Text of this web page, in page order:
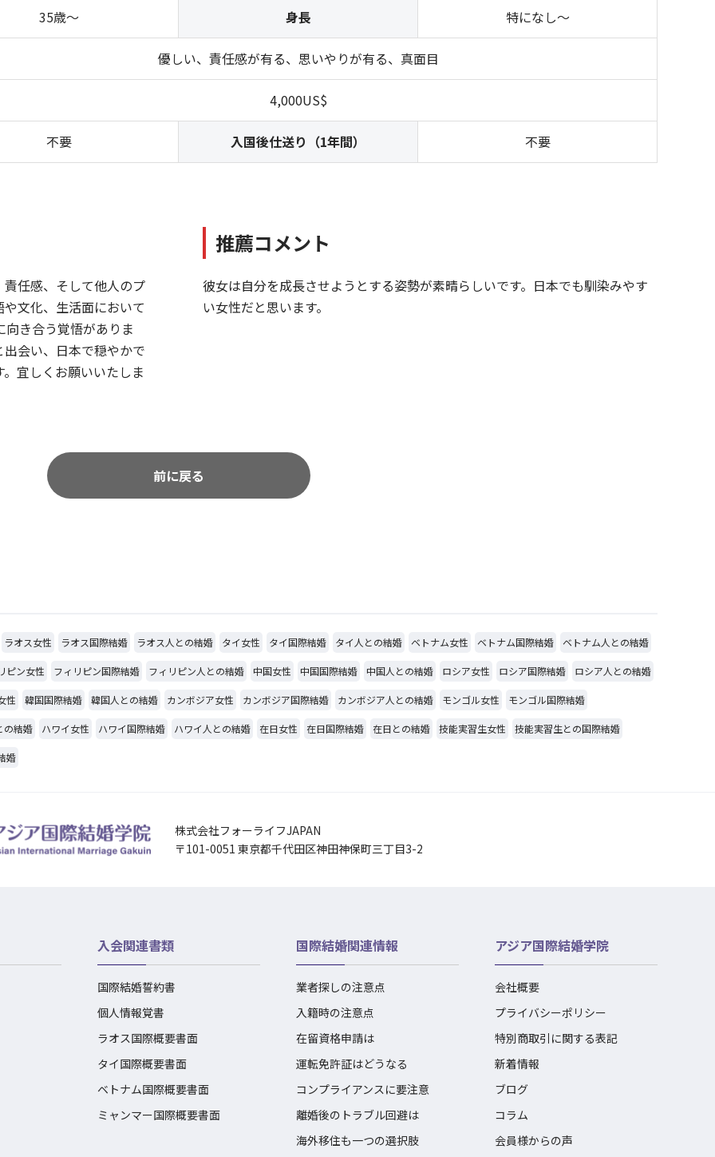
35歳～ 身長 特になし～
優しい、責任感が有る、思いやりが有る、真面目
4,000US$
不要 入国後仕送り（1年間） 不要
任感、そして他人のプ
文化、生活面において
き合う覚悟がありま
会い、日本で穏やかで
宜しくお願いいたしま
推薦コメント
彼女は自分を成長させようとする姿勢が素晴らしいです。日本でも馴染みやす
い女性だと思います。
前に戻る
ラオス女性 ラオス国際結婚 ラオス人との結婚 タイ女性 タイ国際結婚 タイ人との結婚 ベトナム女性 ベトナム国際結婚 ベトナム人との結婚
ピン女性 フィリピン国際結婚 フィリピン人との結婚 中国女性 中国国際結婚 中国人との結婚 ロシア女性 ロシア国際結婚 ロシア人との結婚
性 韓国国際結婚 韓国人との結婚 カンボジア女性 カンボジア国際結婚 カンボジア人との結婚 モンゴル女性 モンゴル国際結婚
の結婚 ハワイ女性 ハワイ国際結婚 ハワイ人との結婚 在日女性 在日国際結婚 在日との結婚 技能実習生女性 技能実習生との国際結婚
婚
株式会社フォーライフJAPAN
〒101-0051 東京都千代田区神田神保町三丁目3-2
入会関連書類
国際結婚誓約書
個人情報覚書
ラオス国際概要書面
タイ国際概要書面
ベトナム国際概要書面
ミャンマー国際概要書面
国際結婚関連情報
業者探しの注意点
入籍時の注意点
在留資格申請は
運転免許証はどうなる
コンプライアンスに要注意
離婚後のトラブル回避は
海外移住も一つの選択肢
アジア国際結婚学院
会社概要
プライバシーポリシー
特別商取引に関する表記
新着情報
ブログ
コラム
会員様からの声